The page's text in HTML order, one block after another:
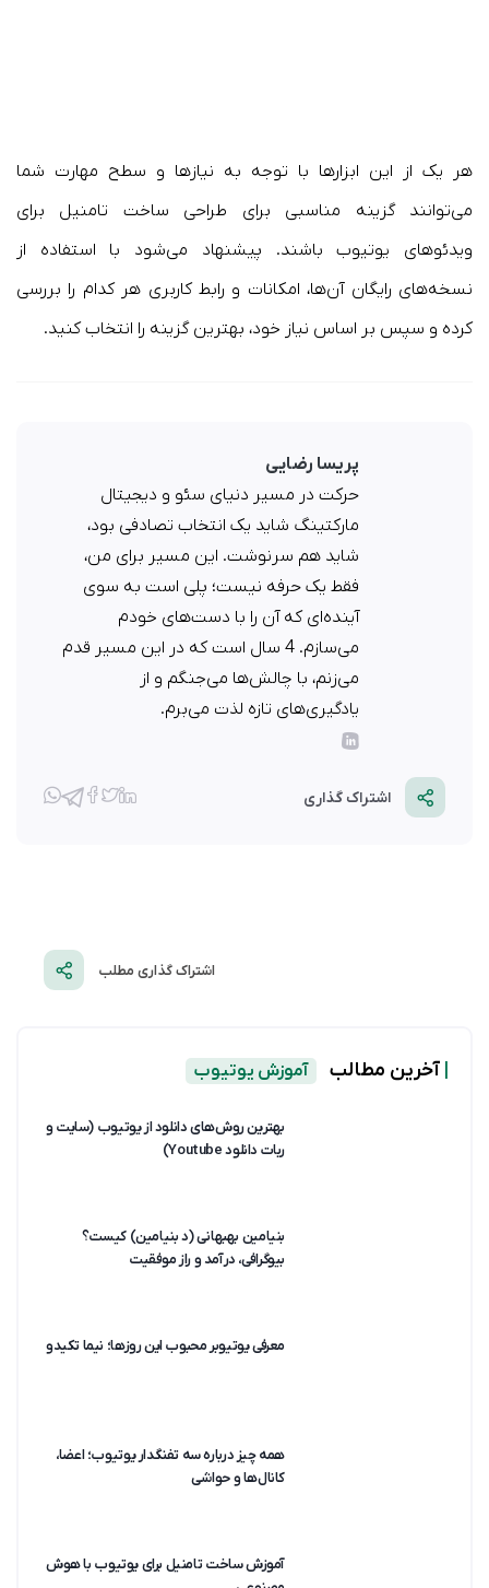
هر یک از این ابزارها با توجه به نیازها و سطح مهارت شما
می‌توانند گزینه مناسبی برای طراحی ساخت تامنیل برای
ویدئوهای یوتیوب باشند. پیشنهاد می‌شود با استفاده از
نسخه‌های رایگان آن‌ها، امکانات و رابط کاربری هر کدام را بررسی
کرده و سپس بر اساس نیاز خود، بهترین گزینه را انتخاب کنید.​
پریسا رضایی
حرکت در مسیر دنیای سئو و دیجیتال
مارکتینگ شاید یک انتخاب تصادفی بود،
شاید هم سرنوشت. این مسیر برای من،
فقط یک حرفه نیست؛ پلی است به سوی
آینده‌ای که آن را با دست‌های خودم
می‌سازم. 4 سال است که در این مسیر قدم
می‌زنم، با چالش‌ها می‌جنگم و از
یادگیری‌های تازه لذت می‌برم.
اشتراک گذاری
اشتراک گذاری مطلب
آخرین مطالب آموزش یوتیوب
بهترین روش‌های دانلود از یوتیوب (سایت و
ربات دانلود Youtube)
بنیامین بهبهانی (د بنیامین) کیست؟
بیوگرافی، درآمد و راز موفقیت
معرفی یوتیوبر محبوب این روزها؛ نیما تکیدو
همه چیز درباره سه تفنگدار یوتیوب؛ اعضا،
کانال‌ها و حواشی
آموزش ساخت تامنیل برای یوتیوب با هوش